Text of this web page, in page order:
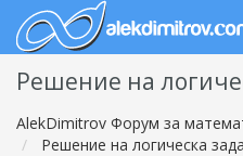
Решение на
AlekDimitrov Форум за
Решение на логическа